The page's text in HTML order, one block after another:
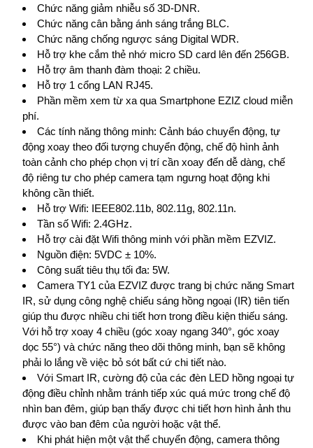
Chức năng giảm nhiễu số 3D-DNR.
Chức năng cân bằng ánh sáng trắng BLC.
Chức năng chống ngược sáng Digital WDR.
Hỗ trợ khe cắm thẻ nhớ micro SD card lên đến 256GB.
Hỗ trợ âm thanh đàm thoại: 2 chiều.
Hỗ trợ 1 cổng LAN RJ45.
Phần mềm xem từ xa qua Smartphone EZIZ cloud miễn
phí.
Các tính năng thông minh: Cảnh báo chuyển động, tự
động xoay theo đối tượng chuyển động, chế độ hình ảnh
toàn cảnh cho phép chọn vị trí cần xoay đến dễ dàng, chế
độ riêng tư cho phép camera tạm ngưng hoạt động khi
không cần thiết.
Hỗ trợ Wifi: IEEE802.11b, 802.11g, 802.11n.
Tần số Wifi: 2.4GHz.
Hỗ trợ cài đặt Wifi thông minh với phần mềm EZVIZ.
Nguồn điện: 5VDC ± 10%.
Công suất tiêu thụ tối đa: 5W.
Camera TY1 của EZVIZ được trang bị chức năng Smart
IR, sử dụng công nghệ chiếu sáng hồng ngoại (IR) tiên tiến
giúp thu được nhiều chi tiết hơn trong điều kiện thiếu sáng.
Với hỗ trợ xoay 4 chiều (góc xoay ngang 340°, góc xoay
dọc 55°) và chức năng theo dõi thông minh, bạn sẽ không
phải lo lắng về việc bỏ sót bất cứ chi tiết nào.
Với Smart IR, cường độ của các đèn LED hồng ngoại tự
động điều chỉnh nhằm tránh tiếp xúc quá mức trong chế độ
nhìn ban đêm, giúp bạn thấy được chi tiết hơn hình ảnh thu
được vào ban đêm của người hoặc vật thể.
Khi phát hiện một vật thể chuyển động, camera thông